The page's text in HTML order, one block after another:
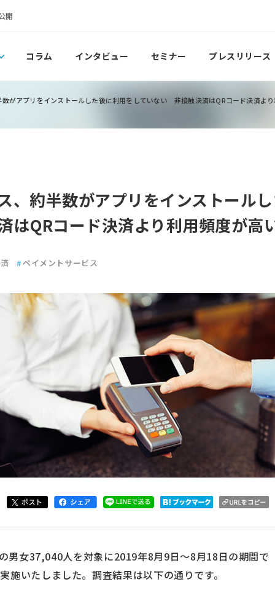
開
コラム インタビュー セミナー プレスリリース
数がアプリをインストールした後に利用をしていない 非接触決済はQRコード決済よ
、約半数がアプリをインストール
QRコード決済より利用頻度が高
#ペイメントサービス
男女37,040人を対象に2019年8月9日～8月18日の期間
施いたしました。調査結果は以下の通りです。